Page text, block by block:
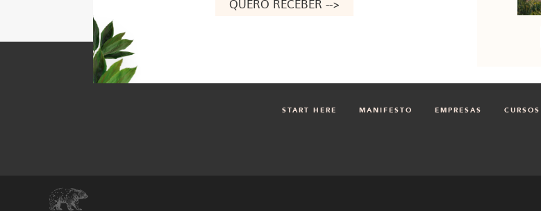
START HERE MANIFESTO EMPRESAS CURSOS